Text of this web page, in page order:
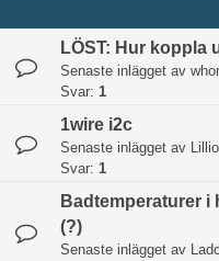
LÖST: Hur koppla
Senaste inlägget av
Svar: 1
1wire i2c
Senaste inlägget av
Svar: 1
Badtemperaturer i
(?)
Senaste inlägget av